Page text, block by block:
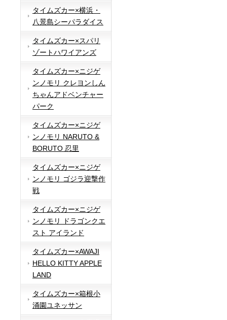
タイムズカー×横浜・
八景島シーパラダイス
タイムズカー×スパリ
ゾートハワイアンズ
タイムズカー×ニジゲ
ンノモリ クレヨンしん
ちゃんアドベンチャー
パーク
タイムズカー×ニジゲ
ンノモリ NARUTO &
BORUTO 忍里
タイムズカー×ニジゲ
ンノモリ ゴジラ迎撃作
戦
タイムズカー×ニジゲ
ンノモリ ドラゴンクエ
スト アイランド
タイムズカー×AWAJI
HELLO KITTY APPLE
LAND
タイムズカー×箱根小
涌園ユネッサン